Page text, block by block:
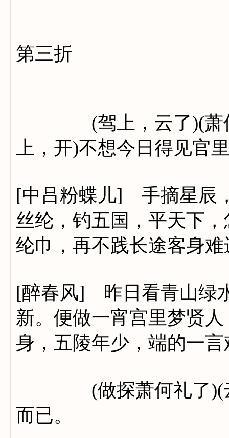
第三折
(驾上，云了)(萧何
上，开)不想今日得见官
[中吕粉蝶儿] 手摘星辰
丝纶，钓五国，平天下
纶巾，再不践长途客身难
[醉春风] 昨日看青山绿
新。便做一宵宫里梦贤
身，五陵年少，端的一
(做探萧何礼了)(云)
而已。